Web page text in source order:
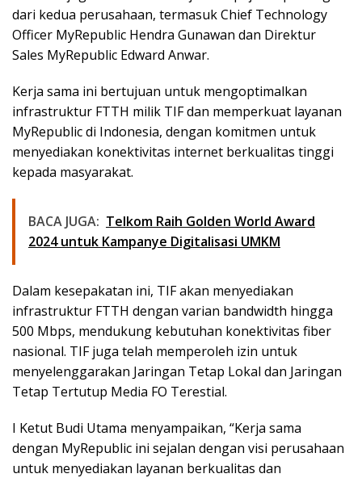
dari kedua perusahaan, termasuk Chief Technology
Officer MyRepublic Hendra Gunawan dan Direktur
Sales MyRepublic Edward Anwar.
Kerja sama ini bertujuan untuk mengoptimalkan
infrastruktur FTTH milik TIF dan memperkuat layanan
MyRepublic di Indonesia, dengan komitmen untuk
menyediakan konektivitas internet berkualitas tinggi
kepada masyarakat.
BACA JUGA: Telkom Raih Golden World Award
2024 untuk Kampanye Digitalisasi UMKM
Dalam kesepakatan ini, TIF akan menyediakan
infrastruktur FTTH dengan varian bandwidth hingga
500 Mbps, mendukung kebutuhan konektivitas fiber
nasional. TIF juga telah memperoleh izin untuk
menyelenggarakan Jaringan Tetap Lokal dan Jaringan
Tetap Tertutup Media FO Terestial.
I Ketut Budi Utama menyampaikan, “Kerja sama
dengan MyRepublic ini sejalan dengan visi perusahaan
untuk menyediakan layanan berkualitas dan